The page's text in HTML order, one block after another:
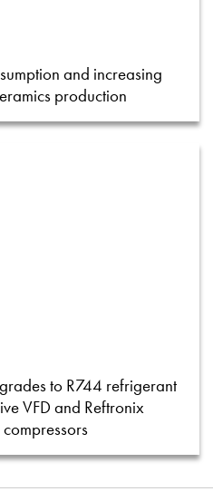
and increasing
production
to R744 refrigerant
VFD and Reftronix